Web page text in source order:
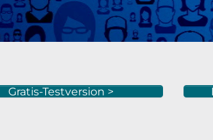
Gratis-Testversion >